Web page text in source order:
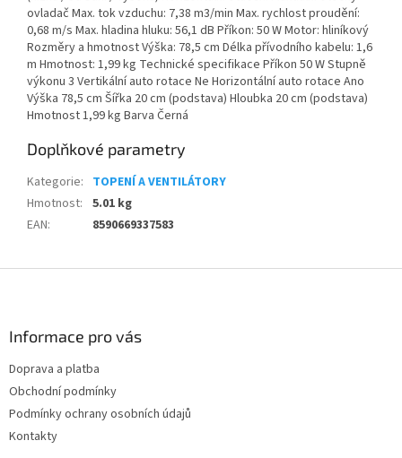
ovladač Max. tok vzduchu: 7,38 m3/min Max. rychlost proudění:
0,68 m/s Max. hladina hluku: 56,1 dB Příkon: 50 W Motor: hliníkový
Rozměry a hmotnost Výška: 78,5 cm Délka přívodního kabelu: 1,6
m Hmotnost: 1,99 kg Technické specifikace Příkon 50 W Stupně
výkonu 3 Vertikální auto rotace Ne Horizontální auto rotace Ano
Výška 78,5 cm Šířka 20 cm (podstava) Hloubka 20 cm (podstava)
Hmotnost 1,99 kg Barva Černá
Doplňkové parametry
Kategorie: TOPENÍ A VENTILÁTORY
Hmotnost: 5.01 kg
EAN: 8590669337583
Informace pro vás
Doprava a platba
Obchodní podmínky
Podmínky ochrany osobních údajů
Kontakty